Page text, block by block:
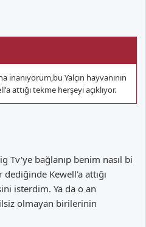
inanıyorum,bu Yalçın hayvanının
attığı tekme herşeyi açıklıyor.
Tv'ye bağlanıp benim nasıl bi
Kewell'a attığı
isterdim. Ya da o an
olmayan birilerinin